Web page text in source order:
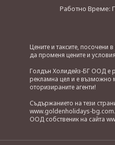
Работно Време:
Цените и таксите,
да променя цените и
Голдън Холидейз-БГ ООД е
рекламна цел и е възможно
оторизираните агенти!
Съдържанието на тези
www.goldenholidays-bg.com.
ООД собственик на сайта